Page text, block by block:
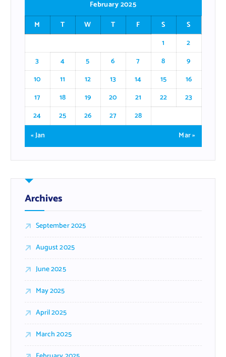
February 2025
M
T W T F S
S
1
2
3
4 5 6 7 8
9
10
11 12 13 14 15
16
17
18 19 20 21 22
23
24
25 26 27
28
« Jan
Mar »
Archives
September 2025
August 2025
June 2025
May 2025
April 2025
March 2025